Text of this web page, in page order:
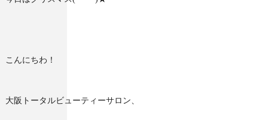
こんにちわ！
大阪トータルビューティーサロン、